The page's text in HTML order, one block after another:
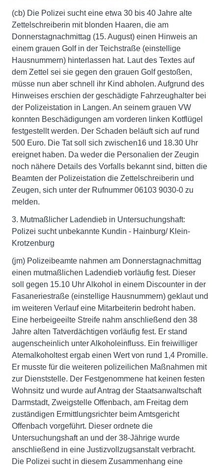
(cb) Die Polizei sucht eine etwa 30 bis 40 Jahre alte
Zettelschreiberin mit blonden Haaren, die am
Donnerstagnachmittag (15. August) einen Hinweis an
einem grauen Golf in der Teichstraße (einstellige
Hausnummern) hinterlassen hat. Laut des Textes auf
dem Zettel sei sie gegen den grauen Golf gestoßen,
müsse nun aber schnell ihr Kind abholen. Aufgrund des
Hinweises erschien der geschädigte Fahrzeughalter bei
der Polizeistation in Langen. An seinem grauen VW
konnten Beschädigungen am vorderen linken Kotflügel
festgestellt werden. Der Schaden beläuft sich auf rund
500 Euro. Die Tat soll sich zwischen16 und 18.30 Uhr
ereignet haben. Da weder die Personalien der Zeugin
noch nähere Details des Vorfalls bekannt sind, bitten die
Beamten der Polizeistation die Zettelschreiberin und
Zeugen, sich unter der Rufnummer 06103 9030-0 zu
melden.
3. Mutmaßlicher Ladendieb in Untersuchungshaft:
Polizei sucht unbekannte Kundin - Hainburg/ Klein-
Krotzenburg
(jm) Polizeibeamte nahmen am Donnerstagnachmittag
einen mutmaßlichen Ladendieb vorläufig fest. Dieser
soll gegen 15.10 Uhr Alkohol in einem Discounter in der
Fasaneriestraße (einstellige Hausnummern) geklaut und
im weiteren Verlauf eine Mitarbeiterin bedroht haben.
Eine herbeigeeilte Streife nahm anschließend den 38
Jahre alten Tatverdächtigen vorläufig fest. Er stand
augenscheinlich unter Alkoholeinfluss. Ein freiwilliger
Atemalkoholtest ergab einen Wert von rund 1,4 Promille.
Er musste für die weiteren polizeilichen Maßnahmen mit
zur Dienststelle. Der Festgenommene hat keinen festen
Wohnsitz und wurde auf Antrag der Staatsanwaltschaft
Darmstadt, Zweigstelle Offenbach, am Freitag dem
zuständigen Ermittlungsrichter beim Amtsgericht
Offenbach vorgeführt. Dieser ordnete die
Untersuchungshaft an und der 38-Jährige wurde
anschließend in eine Justizvollzugsanstalt verbracht.
Die Polizei sucht in diesem Zusammenhang eine